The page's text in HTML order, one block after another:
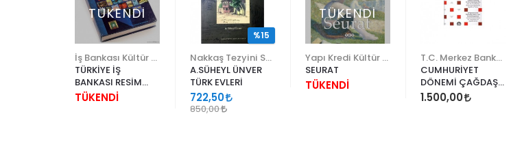
TÜKENDİ
TÜRKİYE İŞ
BANKASI RESİM
KOLEKSİYONU
TÜKENDİ
A.SÜHEYL ÜNVER
TÜRK EVLERİ
722,50
850,00
%15
TÜKENDİ
SEURAT
TÜKENDİ
CUMHURİYET
DÖNEMİ ÇAĞDAŞ
TÜRK RESİM
1.500,00